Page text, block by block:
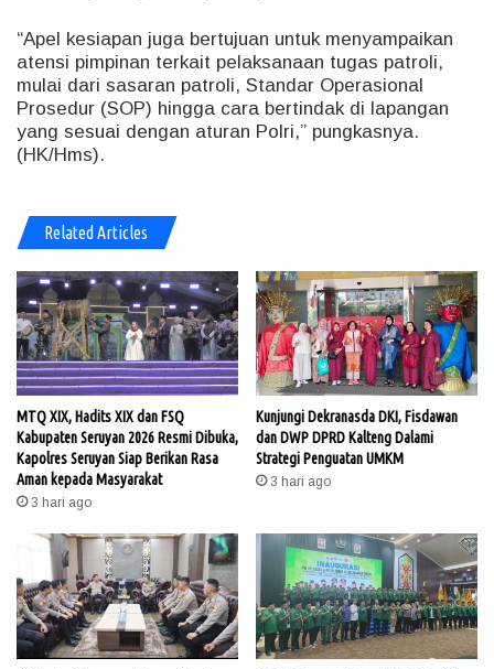
“Apel kesiapan juga bertujuan untuk menyampaikan
atensi pimpinan terkait pelaksanaan tugas patroli,
mulai dari sasaran patroli, Standar Operasional
Prosedur (SOP) hingga cara bertindak di lapangan
yang sesuai dengan aturan Polri,” pungkasnya.
(HK/Hms).
Related Articles
MTQ XIX, Hadits XIX dan FSQ
Kabupaten Seruyan 2026 Resmi Dibuka,
Kapolres Seruyan Siap Berikan Rasa
Aman kepada Masyarakat
3 hari ago
Kunjungi Dekranasda DKI, Fisdawan
dan DWP DPRD Kalteng Dalami
Strategi Penguatan UMKM
3 hari ago